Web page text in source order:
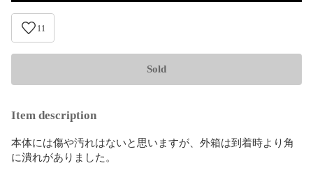
11
Sold
Item description
本体には傷や汚れはないと思いますが、外箱は到着時より角
に潰れがありました。